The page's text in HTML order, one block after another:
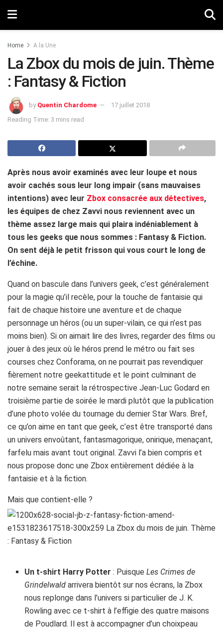
Home A la Une
La Zbox du mois de juin. Thème
: Fantasy & Fiction
by Quentin Chardome
17 juillet 2018
Reading Time: 3 mins read
Après nous avoir examinés avec leur loupe et nous
avoir cachés sous leur long impair (sans mauvaises
intentions) avec leur Zbox consacrée aux détectives,
les équipes de chez Zavvi nous reviennent avec un
thème assez large mais qui plaira indéniablement à
tous les geeks que nous sommes : Fantasy & Fiction.
On sent déjà le petit frisson qui vous court le long de
l’échine.
Quand on bascule dans l’univers geek, c’est généralement
pour la magie qu’il recèle, pour la touche de fantaisie qui
fait de chaque histoire une aventure et de chaque
personnage un héros (ou un super-vilain, ce qui n’est pas
moins bien). Si on aimait lire des livres, regarder des films ou
jouer à des jeux où le héros prend le métro ou fait ses
courses chez Conforama, on ne pourrait pas revendiquer
fièrement notre geekattitude et le point culminant de
notre semaine serait la rétrospective Jean-Luc Godard en
troisième partie de soirée le mardi plutôt que la publication
d’une photo volée du tournage du dernier Star Wars. Bref,
ce qu’on aime en tant que geek, c’est être transporté dans
un univers envoûtant, fantasmagorique, onirique, menaçant,
farfelu mais avant tout original. Zavvi l’a bien compris et
nous propose donc une Zbox entièrement dédiée à la
fantaisie et à la fiction.
Mais que contient-elle ?
Un t-shirt Harry Potter : PuisqueLes Crimes de
Grindelwald arrivera bientôt sur nos écrans, la Zbox
nous replonge dans l’univers si particulier de J. K.
Rowling avec ce t-shirt à l’effigie des quatre maisons
de Poudlard. Il est à accompagner d’un choixpeau